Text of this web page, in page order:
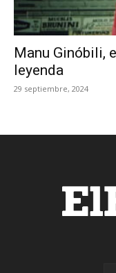
Manu Ginóbili,
leyenda
29 septiembre, 2024